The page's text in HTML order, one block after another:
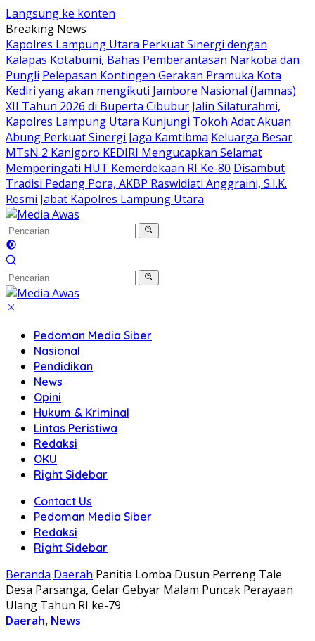
Langsung ke konten
Breaking News
Kapolres Lampung Utara Perkuat Sinergi dengan
Kalapas Kotabumi, Bahas Pemberantasan Narkoba dan
Pungli Pelepasan Kontingen Gerakan Pramuka Kota
Kediri yang akan mengikuti Jambore Nasional (Jamnas)
XII Tahun 2026 di Buperta Cibubur Jalin Silaturahmi,
Kapolres Lampung Utara Kunjungi Tokoh Adat Akuan
Abung Perkuat Sinergi Jaga Kamtibma Keluarga Besar
MTsN 2 Kanigoro KEDIRI Mengucapkan Selamat
Memperingati HUT Kemerdekaan RI Ke-80 Disambut
Tradisi Pedang Pora, AKBP Raswidiati Anggraini, S.I.K.
Resmi Jabat Kapolres Lampung Utara
Pedoman Media Siber
Nasional
Pendidikan
News
Opini
Hukum & Kriminal
Lintas Peristiwa
Redaksi
OKU
Right Sidebar
Contact Us
Pedoman Media Siber
Redaksi
Right Sidebar
Beranda Daerah Panitia Lomba Dusun Perreng Tale
Desa Parsanga, Gelar Gebyar Malam Puncak Perayaan
Ulang Tahun RI ke-79
Daerah, News